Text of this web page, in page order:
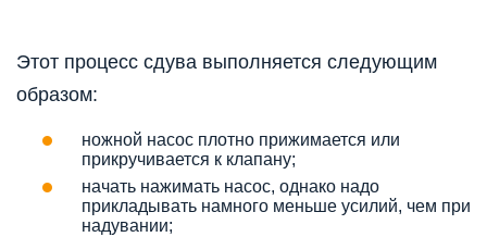
Этот процесс сдува выполняется следующим
образом:
ножной насос плотно прижимается или
прикручивается к клапану;
начать нажимать насос, однако надо
прикладывать намного меньше усилий, чем при
надувании;